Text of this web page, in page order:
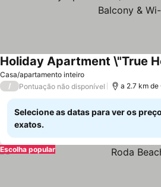
Casa/apartamento inteiro
Ver preços
/ Pontuação não disponível a 2.7 km
Selecione as datas para ver os
exatos.
Escolha popular